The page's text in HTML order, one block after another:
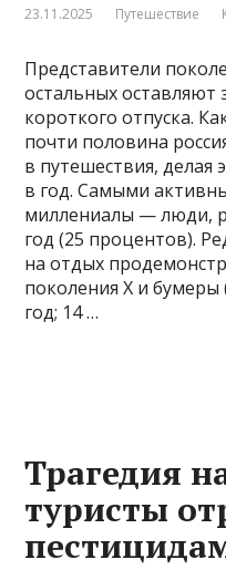
23.11.2025 Путешествие
Представители
остальных оставляют
короткого отпуска.
почти половина
в путешествия, делая
в год. Самыми
миллениалы — люди,
год (25 процентов).
на отдых
поколения X и
год; 14 …
Трагедия
туристы